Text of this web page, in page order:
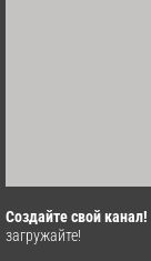
Cоздайте свой канал!
загружайте!